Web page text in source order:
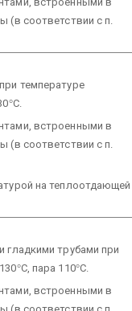
(в соответствии с п.
температуре
°С.
встроенными в
(в соответствии с п.
на теплоотдающей
гладкими трубами при
°С, пара 110°С.
встроенными в